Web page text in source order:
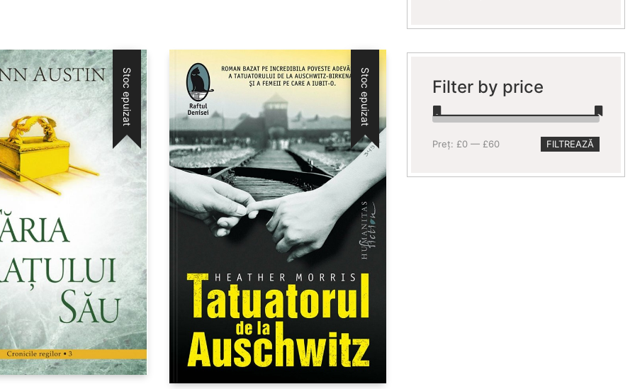
Stoc epuizat Stoc epuizat Filter by price
Preț
Preț
FILTREAZĂ
Preț: £0 — £60